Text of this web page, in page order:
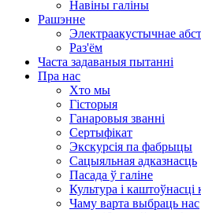
Навіны галіны
Рашэнне
Электраакустычнае
Раз'ём
Часта задаваныя пытанні
Пра нас
Хто мы
Гісторыя
Ганаровыя званні
Сертыфікат
Экскурсія па фабрыцы
Сацыяльная адказнасць
Пасада ў галіне
Культура і каштоўнасці
Чаму варта выбраць нас